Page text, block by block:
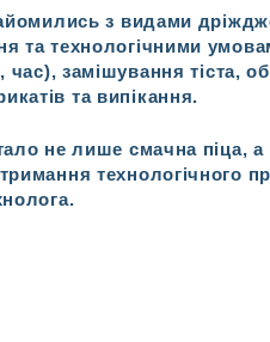
з видами
та технологічними
час), замішування тіста,
та випікання.
не лише смачна піца, а
технологічного